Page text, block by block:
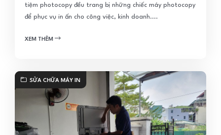
tiệm photocopy đều trang bị những chiếc máy photocopy
để phục vụ in ấn cho công việc, kinh doanh....
XEM THÊM
SỬA CHỮA MÁY IN